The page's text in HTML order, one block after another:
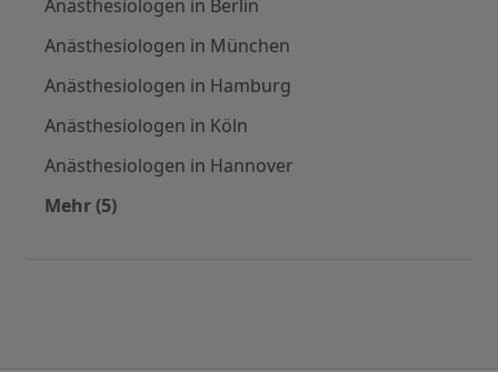
Anästhesiologen in Berlin
Anästhesiologen in München
Anästhesiologen in Hamburg
Anästhesiologen in Köln
Anästhesiologen in Hannover
Mehr (5)